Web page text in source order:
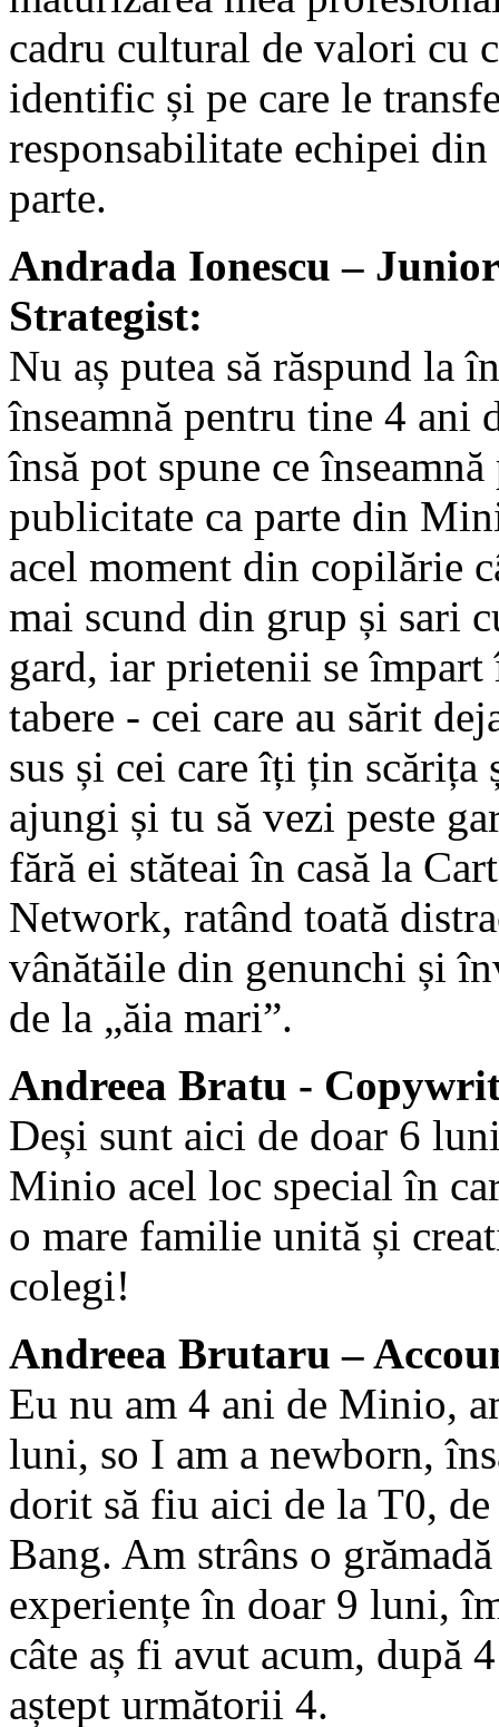
cadru cultural de valori cu
identific și pe care le
responsabilitate echipei din
parte.
Andrada Ionescu –
Strategist:
Nu aș putea să răspund la
înseamnă pentru tine 4 ani
însă pot spune ce
publicitate ca parte din
acel moment din copilărie
mai scund din grup și sari
gard, iar prietenii se împart
tabere - cei care au sărit
sus și cei care îți țin scărița
ajungi și tu să vezi peste
fără ei stăteai în casă la
Network, ratând toată
vânătăile din genunchi și
de la „ăia mari”.
Andreea Bratu -
Deși sunt aici de doar 6
Minio acel loc special în
o mare familie unită și
colegi!
Andreea Brutaru –
Eu nu am 4 ani de Minio,
luni, so I am a newborn,
dorit să fiu aici de la T0,
Bang. Am strâns o
experiențe în doar 9 luni,
câte aș fi avut acum, după
aștept următorii 4.